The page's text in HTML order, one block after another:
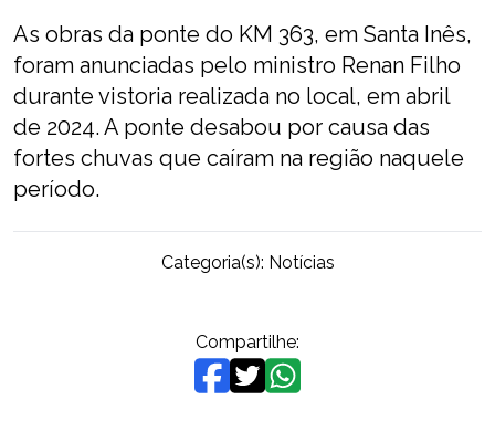
As obras da ponte do KM 363, em Santa Inês,
foram anunciadas pelo ministro Renan Filho
durante vistoria realizada no local, em abril
de 2024. A ponte desabou por causa das
fortes chuvas que caíram na região naquele
período.
Categoria(s): Notícias
Compartilhe: